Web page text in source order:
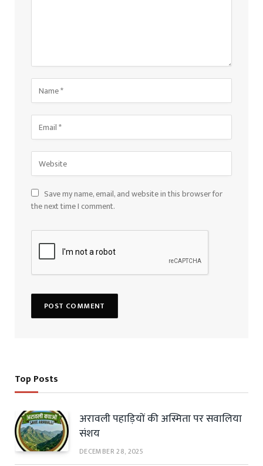
Save my name, email, and website in this browser for
the next time I comment.
Top Posts
अरावली पहाड़ियों की अस्मिता पर सवालिया
संशय
DECEMBER 28, 2025